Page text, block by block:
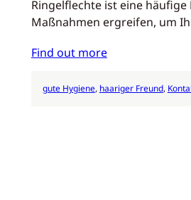
Ringelflechte ist eine
Maßnahmen ergreifen, um
Find out more
gute Hygiene, haariger Freund,